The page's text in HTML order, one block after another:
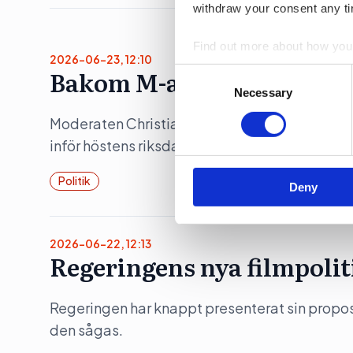
withdraw your consent any
Find out more about how
information about your use
other information that
Selection
Necessary
Deny
2026-06-23, 12:10
Bakom M-avhoppet i
Moderaten Christian Holm lämnar sina
inför höstens riksdagsval. Flera källor pekar
Politik
2026-06-22, 12:13
Regeringens nya
Regeringen har knappt presenterat sin
den sågas.